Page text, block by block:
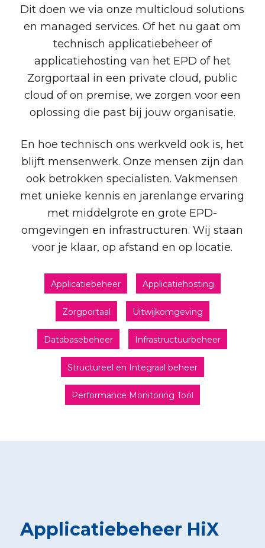
Dit doen we via onze multicloud solutions
en managed services. Of het nu gaat om
technisch applicatiebeheer of
applicatiehosting van het EPD of het
Zorgportaal in een private cloud, public
cloud of on premise, we zorgen voor een
oplossing die past bij jouw organisatie.
En hoe technisch ons werkveld ook is, het
blijft mensenwerk. Onze mensen zijn dan
ook betrokken specialisten. Vakmensen
met unieke kennis en jarenlange ervaring
met middelgrote en grote EPD-
omgevingen en infrastructuren. Wij staan
voor je klaar, op afstand en op locatie.
Applicatiebeheer Applicatiehosting
Zorgportaal Uitwijkomgeving
Databasebeheer Infrastructuurbeheer
Structureel en Integraal beheer
Performance Monitoring Tool
Applicatiebeheer HiX